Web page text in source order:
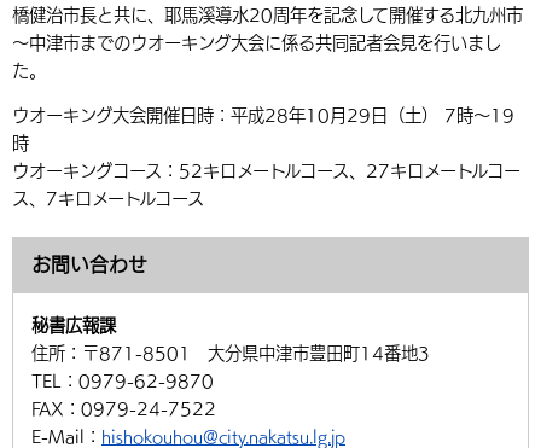
橋健治市長と共に、耶馬溪導水20周年を記念して開催する北九州市
～中津市までのウオーキング大会に係る共同記者会見を行いまし
た。
ウオーキング大会開催日時：平成28年10月29日（土） 7時～19
時
ウオーキングコース：52キロメートルコース、27キロメートルコー
ス、7キロメートルコース
お問い合わせ
秘書広報課
住所： 〒871-8501 大分県中津市豊田町14番地3
TEL： 0979-62-9870
FAX： 0979-24-7522
E-Mail： hishokouhou@city.nakatsu.lg.jp